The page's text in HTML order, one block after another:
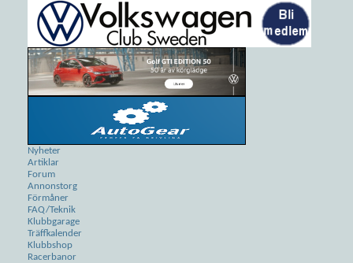
Nyheter
Artiklar
Forum
Annonstorg
Förmåner
FAQ/Teknik
Klubbgarage
Träffkalender
Klubbshop
Racerbanor